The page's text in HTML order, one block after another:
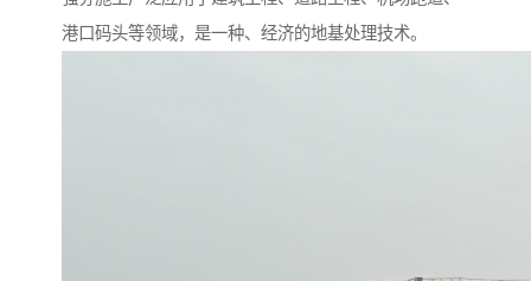
港口码头等领域，是一种、经济的地基处理技术。